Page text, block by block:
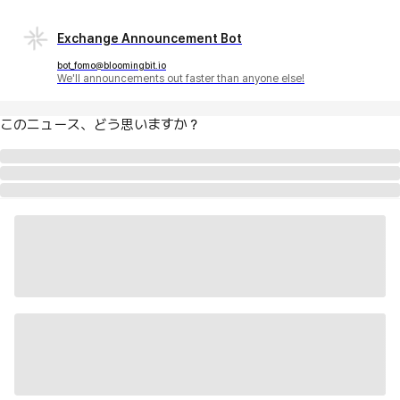
Exchange Announcement Bot
bot_fomo@bloomingbit.io
We'll announcements out faster than anyone else!
このニュース、どう思いますか？